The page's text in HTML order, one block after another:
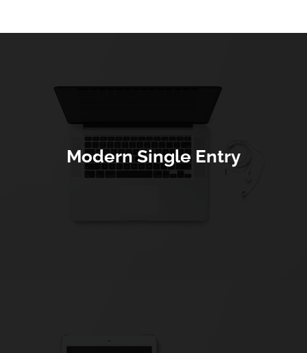
Modern Single Entry